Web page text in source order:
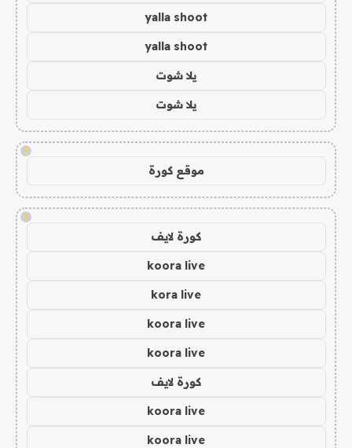
yalla shoot
yalla shoot
يلا شوت
يلا شوت
!
موقع كورة
!
كورة لايف
koora live
kora live
koora live
koora live
كورة لايف
koora live
koora live